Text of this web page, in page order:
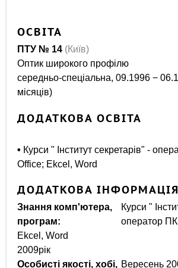
ОСВІТА
ПТУ № 14(Київ)
Оптик широкого профілю
середньо-спеціальна, 09.1996 −
місяців)
ДОДАТКОВА ОСВІТА
• Курси " Інститут секретарів" -
Оffice; Ekcel, Word
ДОДАТКОВА ІНФОРМАЦІЯ
Знання комп'ютера,
програм:
Курси "
оператор
Ekcel, Word
2009рік
Особисті якості, хобі, Вересень